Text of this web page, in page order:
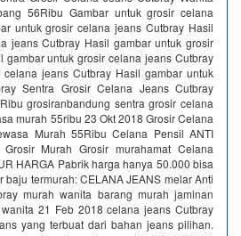
56Ribu Gambar untuk grosir celana
untuk grosir celana jeans Cutbray Hasil
jeans Cutbray Hasil gambar untuk grosir
gambar untuk grosir celana jeans Cutbray
jeans Cutbray Hasil gambar untuk
Sentra Grosir Celana Jeans Cutbray
grosiranbandung sentra grosir celana
murah 55ribu 23 Okt 2018 Grosir Celana
Murah 55Ribu Celana Pensil ANTI
Murah Grosir murahamat Celana
HARGA Pabrik harga hanya 50.000 bisa
termurah: CELANA JEANS melar Anti
murah wanita barang murah jaminan
21 Feb 2018 celana jeans Cutbray
yang terbuat dari bahan jeans pilihan.